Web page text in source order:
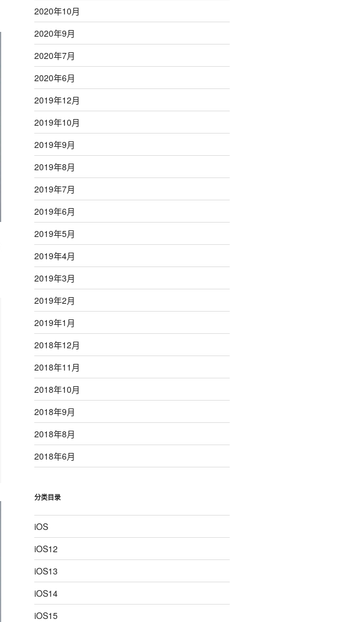
2020年10月
2020年9月
2020年7月
2020年6月
2019年12月
2019年10月
2019年9月
2019年8月
2019年7月
2019年6月
2019年5月
2019年4月
2019年3月
2019年2月
2019年1月
2018年12月
2018年11月
2018年10月
2018年9月
2018年8月
2018年6月
分类目录
iOS
iOS12
iOS13
iOS14
iOS15